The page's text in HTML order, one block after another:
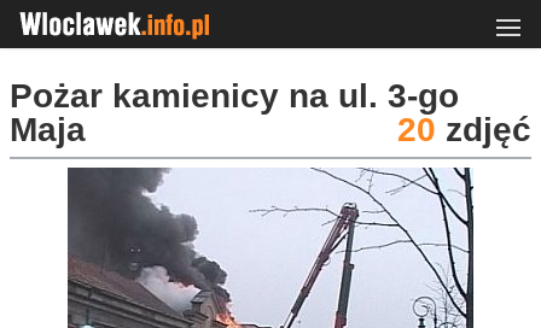
Pożar kamienicy na ul. 3-go
Maja
20 zdjęć